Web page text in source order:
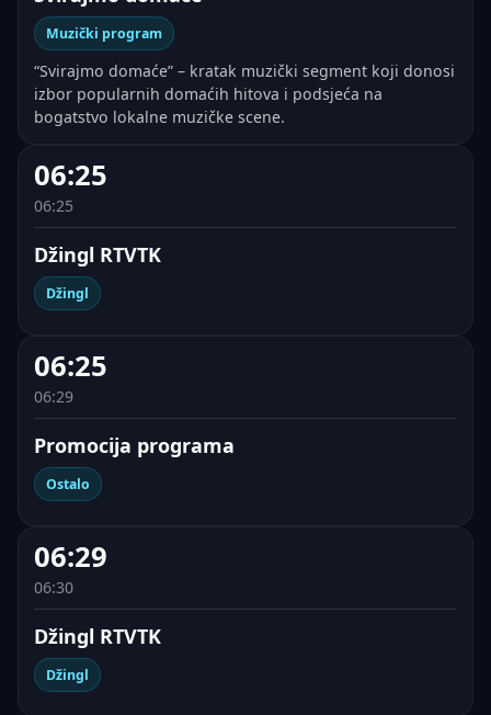
Muzički program
“Svirajmo domaće” – kratak muzički segment koji donosi
izbor popularnih domaćih hitova i podsjeća na
bogatstvo lokalne muzičke scene.
06:25
06:25
Džingl RTVTK
Džingl
06:25
06:29
Promocija programa
Ostalo
06:29
06:30
Džingl RTVTK
Džingl